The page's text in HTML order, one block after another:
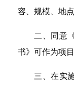
容、规模、地
二、同意
书》可作为项
三、在实